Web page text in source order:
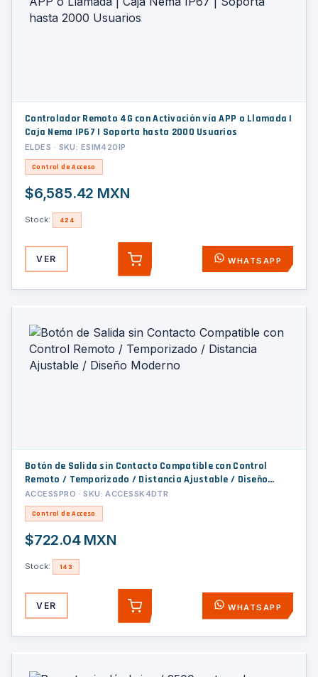
Controlador Remoto 4G con Activación vía APP o Llamada |
Caja Nema IP67 | Soporta hasta 2000 Usuarios
ELDES · SKU: ESIM420IP
Control de Acceso
$6,585.42 MXN
Stock: 424
VER AGREGAR WHATSAPP
Botón de Salida sin Contacto Compatible con Control
Remoto / Temporizado / Distancia Ajustable / Diseño
Moderno
ACCESSPRO · SKU: ACCESSK4DTR
Control de Acceso
$722.04 MXN
Stock: 143
VER AGREGAR WHATSAPP